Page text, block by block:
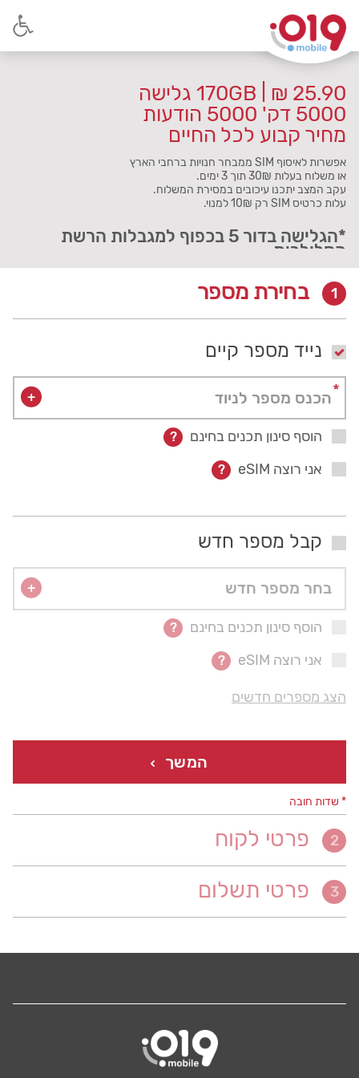
25.90 ₪ | 170GB גלישה
5000 דק' 5000 הודעות
מחיר קבוע לכל החיים
אפשרות לאיסוף SIM ממבחר חנויות ברחבי הארץ
או משלוח בעלות 30₪ תוך 3 ימים.
עקב המצב יתכנו עיכובים במסירת המשלוח.
עלות כרטיס SIM רק 10₪ למנוי.
*הגלישה בדור 5 בכפוף למגבלות הרשת
הסלולרית
1 בחירת מספר
בחירת מספר
נייד מספר קיים
+
? הוסף סינון תכנים בחינם
? אני רוצה eSIM
קבל מספר חדש
בחר מספר חדש +
? הוסף סינון תכנים בחינם
? אני רוצה eSIM
הצג מספרים חדשים
המשך
* שדות חובה
2 פרטי לקוח
3 פרטי תשלום